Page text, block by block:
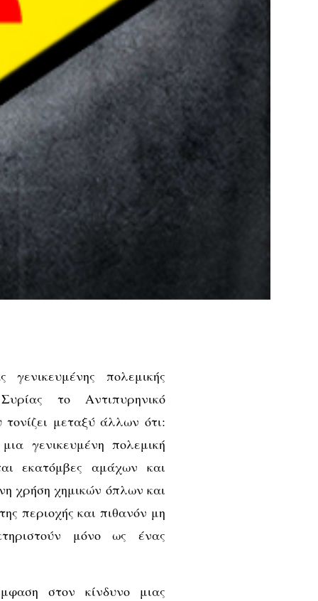
πολεμικής
το Αντιπυρηνικό
μεταξύ άλλων ότι:
γενικευμένη πολεμική
εκατόμβες αμάχων και
χρήση χημικών όπλων και
περιοχής και πιθανόν μη
μόνο ως ένας
στον κίνδυνο μιας